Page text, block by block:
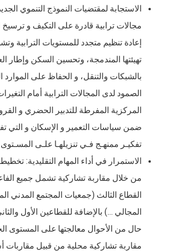
الاستجابة لمقتضيات النموذج التنموي
مجالات ترابية قادرة على التكيف و
إعادة تنظيم متجدد للمستويات الترابية
تهيئتها المندمجة، وتحسين السكن وإطار
بالشبكات والتنقل، و الحفاظ على الموارد
الصمود لدى المجالات الترابية أمام
المركزية المفرطة للتدبير الحضري و
ضمن سياسات التعمير و الإسكان و التي
تفكيـر ممنهـج فـي تنزيلهـا علـى
الاستمرار في أداء المهام التقليدية: تخطيط
من خلال مقاربة تشاركية تشمل جميع
القطاع الثالث (جمعيات المجتمع المدني
المجالي …) بالإضافة للقطاعين الأول
حال من الأحوال معالجتها على المستوى